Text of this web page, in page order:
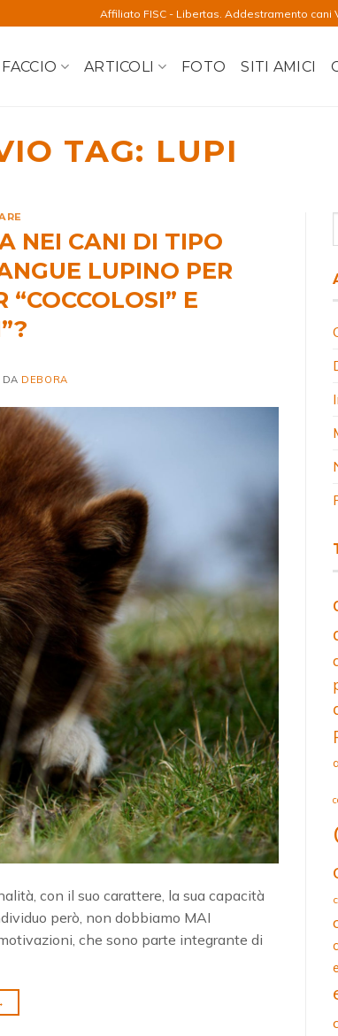
Affiliato FISC - Libertas. Addestramento cani
ARTICOLI FOTO SITI AMICI
TAG: LUPI
NEI CANI DI TIPO
LUPINO PER
“COCCOLOSI” E
DA DEBORA
con il suo carattere, la sua capacità
però, non dobbiamo MAI
che sono parte integrante di